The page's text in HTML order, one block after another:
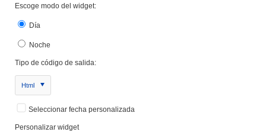
Escoge modo del widget:
Día
Noche
Tipo de código de salida:
Html
Seleccionar fecha personalizada
Personalizar widget